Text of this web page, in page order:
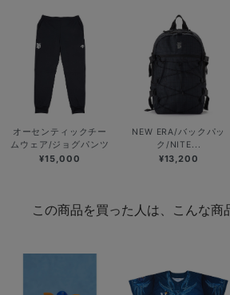
オーセンティックチー
ムウェア/ジョグパンツ
¥15,000
NEW ERA/バックパッ
ク/NITE...
¥13,200
この商品を買った人は、こんな商